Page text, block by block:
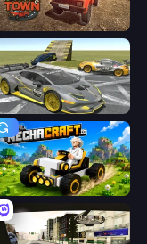
DriveTown
Wrong Way
Mechacraft.io